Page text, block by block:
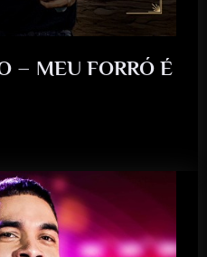
– MEU FORRÓ É